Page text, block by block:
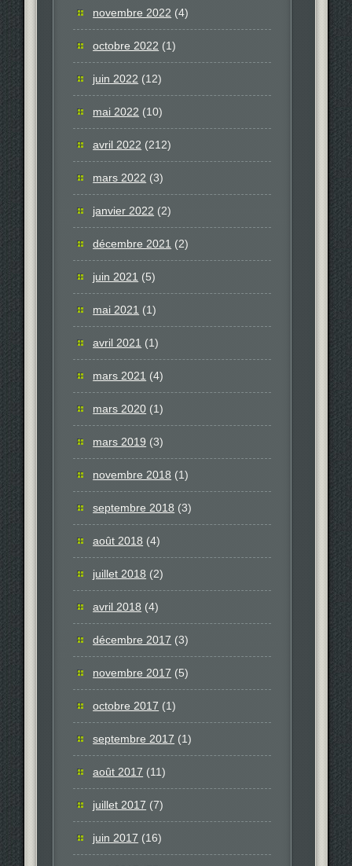
novembre 2022 (4)
octobre 2022 (1)
juin 2022 (12)
mai 2022 (10)
avril 2022 (212)
mars 2022 (3)
janvier 2022 (2)
décembre 2021 (2)
juin 2021 (5)
mai 2021 (1)
avril 2021 (1)
mars 2021 (4)
mars 2020 (1)
mars 2019 (3)
novembre 2018 (1)
septembre 2018 (3)
août 2018 (4)
juillet 2018 (2)
avril 2018 (4)
décembre 2017 (3)
novembre 2017 (5)
octobre 2017 (1)
septembre 2017 (1)
août 2017 (11)
juillet 2017 (7)
juin 2017 (16)